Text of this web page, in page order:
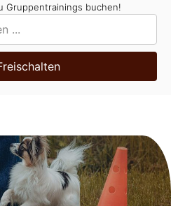
Gruppentrainings buchen!